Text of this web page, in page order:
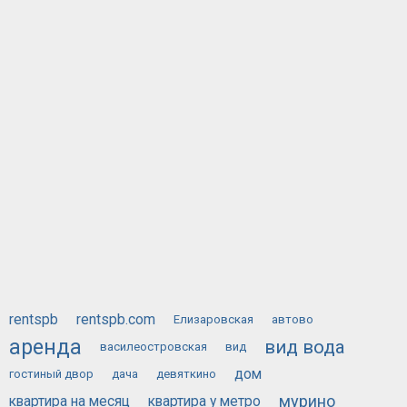
rentspb rentspb.com Елизаровская автово
аренда василеостровская вид вид вода
гостиный двор дача девяткино
дом
квартира на месяц
квартира у метро мурино